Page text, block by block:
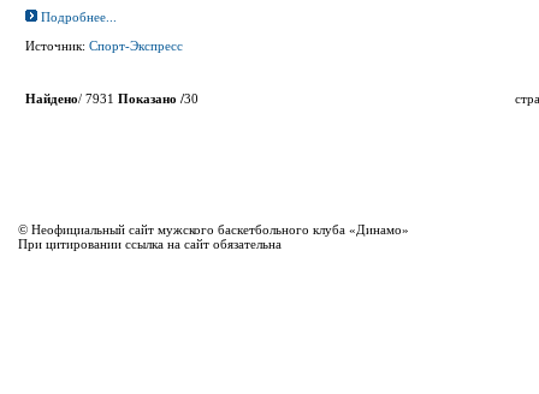
Подробнее...
Источник: Спорт-Экспресс
Найдено/ 7931 Показано /30
© Неофициальный сайт мужского баскетбольного клуба «Динамо»
При цитировании ссылка на сайт обязательна